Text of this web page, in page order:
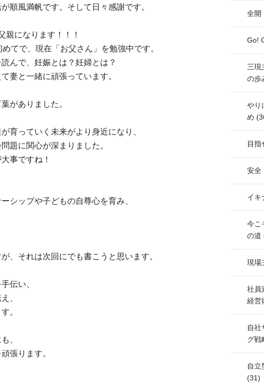
順風満帆です。そして日々感謝です。
親になります！！！
てで、現在「お父さん」を勉強中です。
んで、妊娠とは？妊婦とは？
妻と一緒に頑張っています。
がありました。
育っていく未来がより身近になり、
題に関心が深まりました。
事ですね！
シップや子どもの自尊心を育み、
、それは次回にでも書こうと思います。
伝い、
、
。
、
張ります。
全開
Go!
三現
の歩
やり
め
目指
安全
イキ
今こ
の道
現場
社員
経営
自社
グ戦
自立
(31)